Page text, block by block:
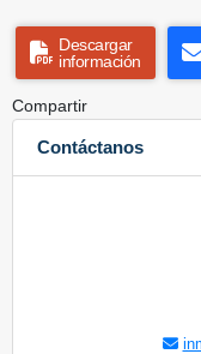
Descargar
información
Compartir
Contáctanos